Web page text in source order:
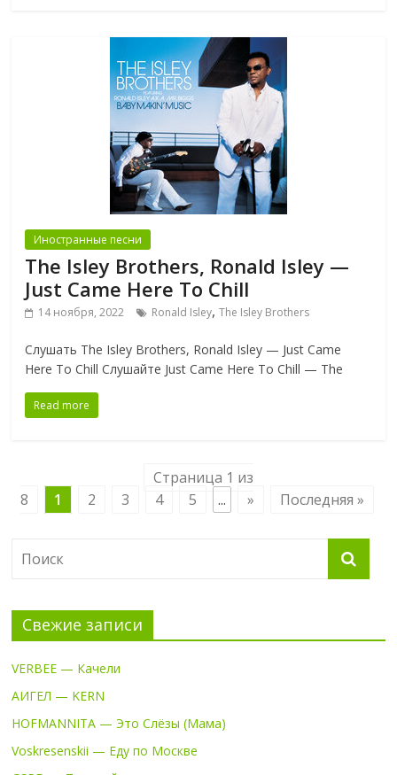
Иностранные песни
The Isley Brothers, Ronald Isley —
Just Came Here To Chill
14 ноября, 2022 Ronald Isley,The Isley Brothers
Слушать The Isley Brothers, Ronald Isley — Just Came
Here To Chill Слушайте Just Came Here To Chill — The
Read more
Страница 1 из
8
1 2 3 4 5 ... » Последняя »
Свежие записи
VERBEE — Качели
АИГЕЛ — KERN
HOFMANNITA — Это Слёзы (Мама)
Voskresenskii — Еду по Москве